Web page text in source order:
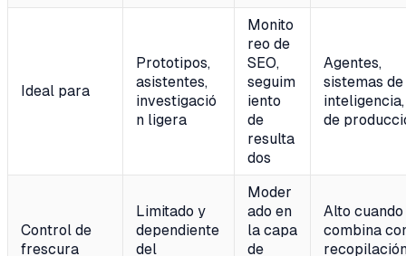
Ideal para
Prototipos,
asistentes,
investigació
n ligera
Monito
reo de
SEO,
seguim
iento
de
resulta
dos
Agentes,
sistemas de
de
Control de
frescura
Limitado y
dependiente
del
Moder
ado en
la capa
de
Alto cuando
combina